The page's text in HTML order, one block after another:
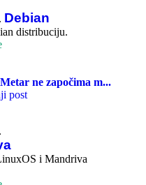
Debian
distribuciju.
ne započima m...
post
i Mandriva